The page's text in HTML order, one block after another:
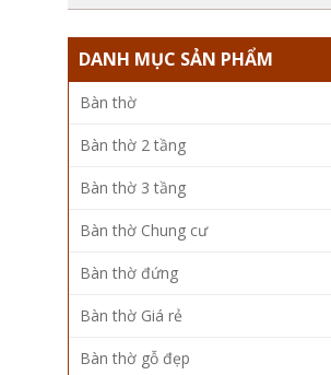
DANH MỤC SẢN PHẨM
Bàn thờ
Bàn thờ 2 tầng
Bàn thờ 3 tầng
Bàn thờ Chung cư
Bàn thờ đứng
Bàn thờ Giá rẻ
Bàn thờ gỗ đẹp